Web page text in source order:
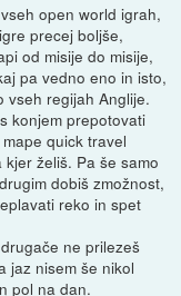
open world igrah,
precej boljše,
od misije do misije,
pa vedno eno in isto,
vseh regijah Anglije.
konjem prepotovati
quick travel
želiš. Pa še samo
dobiš zmožnost,
reko in spet
ne prilezeš
jaz nisem še nikol
pol na dan.